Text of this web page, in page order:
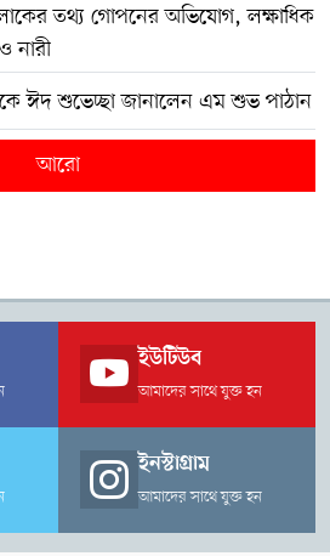
তথ্য গোপনের অভিযোগ, লক্ষাধিক
নারী
ঈদ শুভেচ্ছা জানালেন এম শুভ পাঠান
আরো
ইউটিউব
আমাদের সাথে যুক্ত হন
ইনস্টাগ্রাম
আমাদের সাথে যুক্ত হন